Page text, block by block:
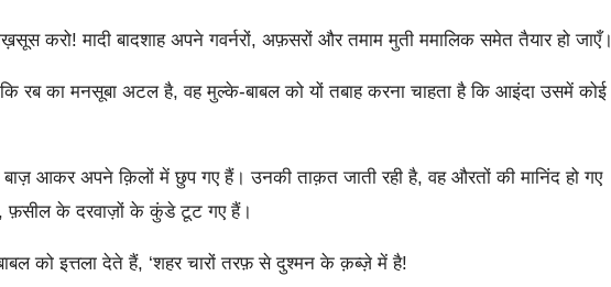
करो! मादी बादशाह अपने गवर्नरों, अफ़सरों और तमाम मुती ममालिक समेत तैयार हो जाएँ।
रब का मनसूबा अटल है, वह मुल्के-बाबल को यों तबाह करना चाहता है कि आइंदा उसमें कोई
आकर अपने क़िलों में छुप गए हैं। उनकी ताक़त जाती रही है, वह औरतों की मानिंद हो गए
फ़सील के दरवाज़ों के कुंडे टूट गए हैं।
को इत्तला देते हैं, ‘शहर चारों तरफ़ से दुश्मन के क़ब्ज़े में है!